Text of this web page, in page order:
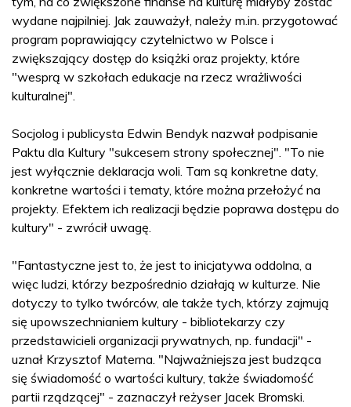
wydane najpilniej. Jak zauważył, należy m.in. przygotować
program poprawiający czytelnictwo w Polsce i
zwiększający dostęp do książki oraz projekty, które
"wesprą w szkołach edukacje na rzecz wrażliwości
kulturalnej".
Socjolog i publicysta Edwin Bendyk nazwał podpisanie
Paktu dla Kultury "sukcesem strony społecznej". "To nie
jest wyłącznie deklaracja woli. Tam są konkretne daty,
konkretne wartości i tematy, które można przełożyć na
projekty. Efektem ich realizacji będzie poprawa dostępu do
kultury" - zwrócił uwagę.
"Fantastyczne jest to, że jest to inicjatywa oddolna, a
więc ludzi, którzy bezpośrednio działają w kulturze. Nie
dotyczy to tylko twórców, ale także tych, którzy zajmują
się upowszechnianiem kultury - bibliotekarzy czy
przedstawicieli organizacji prywatnych, np. fundacji" -
uznał Krzysztof Materna. "Najważniejsza jest budząca
się świadomość o wartości kultury, także świadomość
partii rządzącej" - zaznaczył reżyser Jacek Bromski.